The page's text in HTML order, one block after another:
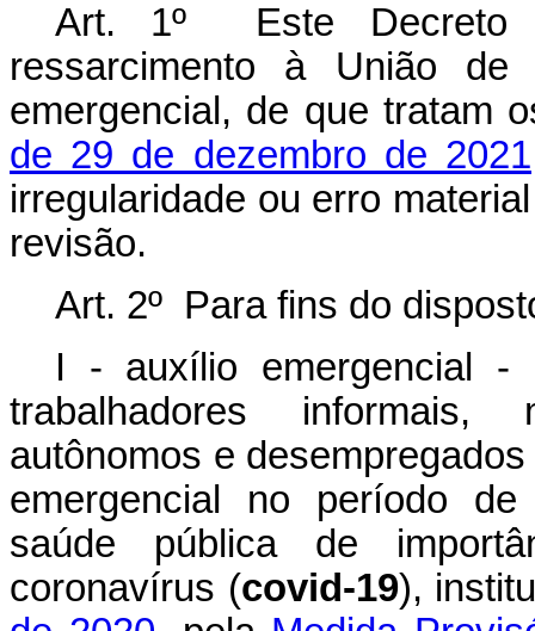
Art. 1º Este Decreto
ressarcimento à União
emergencial, de que tratam
de 29 de dezembro de 2021
irregularidade ou erro
revisão.
Art. 2º Para fins do
I - auxílio emergencial -
trabalhadores informais,
autônomos e
emergencial no período
saúde pública de
coronavírus (covid-19),